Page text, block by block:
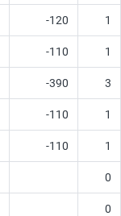
-120 1
-110 1
-390 3
-110 1
-110 1
0
0